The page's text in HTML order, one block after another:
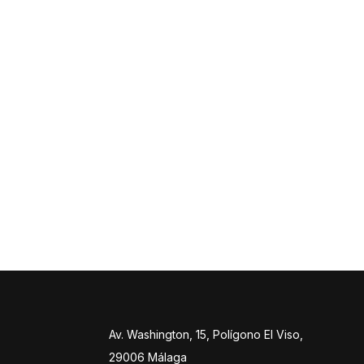
Av. Washington, 15, Polígono El Viso,
29006 Málaga